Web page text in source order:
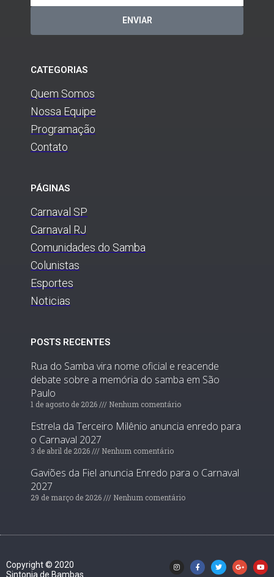
ENVIAR
CATEGORIAS
Quem Somos
Nossa Equipe
Programação
Contato
PÁGINAS
Carnaval SP
Carnaval RJ
Comunidades do Samba
Colunistas
Esportes
Noticias
POSTS RECENTES
Rua do Samba vira nome oficial e reacende
debate sobre a memória do samba em São
Paulo
1 de agosto de 2026 Nenhum comentário
Estrela da Terceiro Milênio anuncia enredo para
o Carnaval 2027
3 de abril de 2026 Nenhum comentário
Gaviões da Fiel anuncia Enredo para o Carnaval
2027
29 de março de 2026 Nenhum comentário
Copyright © 2020
Sintonia de Bambas